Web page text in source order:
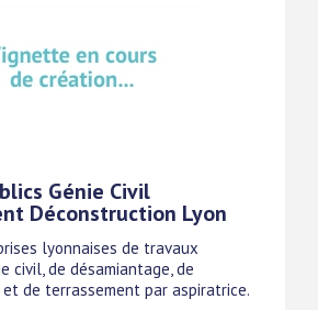
Génie Civil
Déconstruction Lyon
lyonnaises de travaux
civil, de désamiantage, de
de terrassement par aspiratrice.